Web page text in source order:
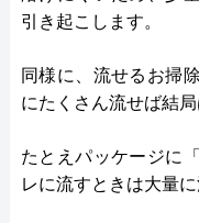
引き起こします。
同様に、流せるお掃
にたくさん流せば結
たとえパッケージに
レに流すときは大量